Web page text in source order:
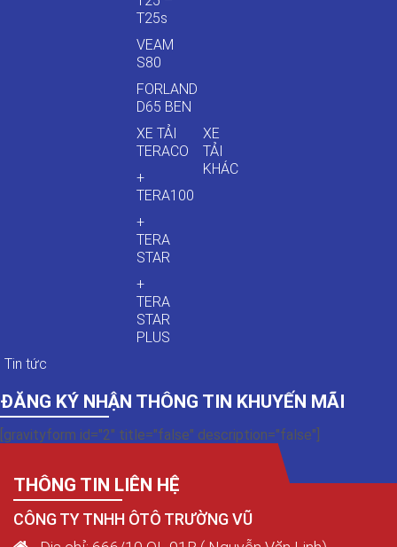
T25s
VEAM
S80
FORLAND
D65 BEN
XE TẢI
TERACO
+
TERA100
+
TERA
STAR
+
TERA
STAR
PLUS
XE
TẢI
KHÁC
Tin tức
ĐĂNG KÝ NHẬN THÔNG TIN KHUYẾN MÃI
[gravityform id="2" title="false" description="false"]
THÔNG TIN LIÊN HỆ
CÔNG TY TNHH ÔTÔ TRƯỜNG VŨ